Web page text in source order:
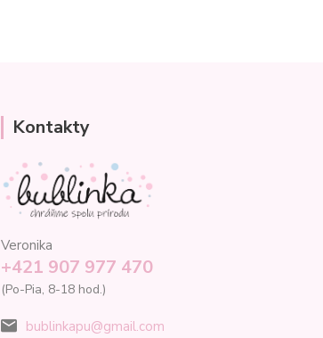
Kontakty
Veronika
+421 907 977 470
(Po-Pia, 8-18 hod.)
bublinkapu@gmail.com